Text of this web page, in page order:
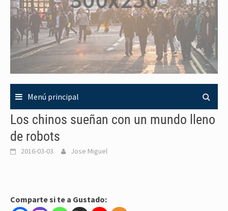
Menú principal
Los chinos sueñan con un mundo lleno
de robots
2016-03-03 Jose Miguel
Comparte si te a Gustado: